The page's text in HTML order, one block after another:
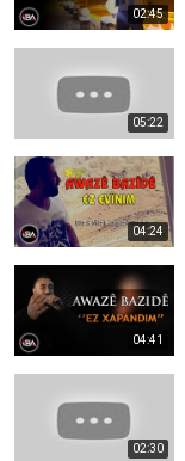
02:45
05:22
04:24
04:41
02:30